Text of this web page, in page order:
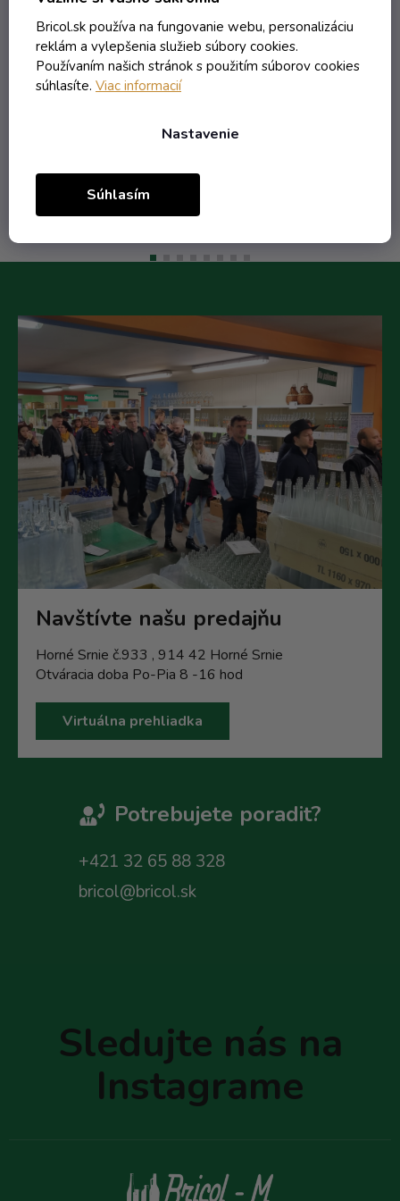
Bricol.sk používa na fungovanie webu, personalizáciu
reklám a vylepšenia služieb súbory cookies.
Používaním našich stránok s použitím súborov cookies
súhlasíte. Viac informacií
Nastavenie
Súhlasím
marhuľovica
Skladom
Navštívte našu predajňu
Horné Srnie č.933 , 914 42 Horné Srnie
Otváracia doba Po-Pia 8 -16 hod
Virtuálna prehliadka
Potrebujete poradit?
+421 32 65 88 328
bricol@bricol.sk
Sledujte nás na
Instagrame